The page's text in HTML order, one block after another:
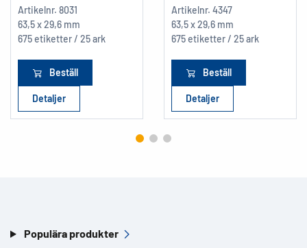
Artikelnr. 8031
63,5 x 29,6 mm
675 etiketter / 25 ark
Beställ
Detaljer
Artikelnr. 4347
63,5 x 29,6 mm
675 etiketter / 25 ark
Beställ
Detaljer
Populära produkter